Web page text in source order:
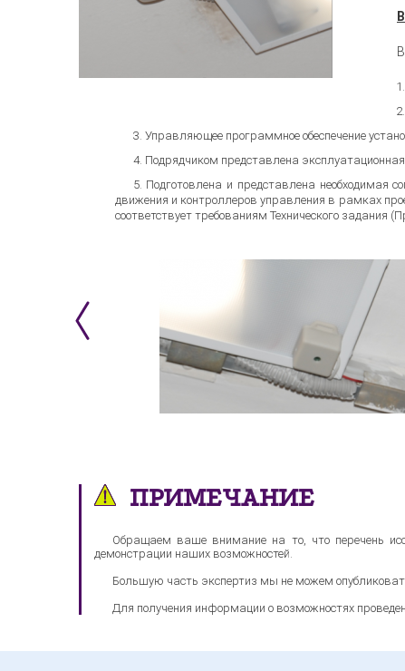
Управляющее программное обеспечение
Подрядчиком представлена
Подготовлена и представлена необходимая
движения и контроллеров управления в рамках
соответствует требованиям Технического
ПРИМЕЧАНИЕ
Обращаем ваше внимание на то, что перечень
демонстрации наших возможностей.
Большую часть экспертиз мы не можем
Для получения информации о возможностях